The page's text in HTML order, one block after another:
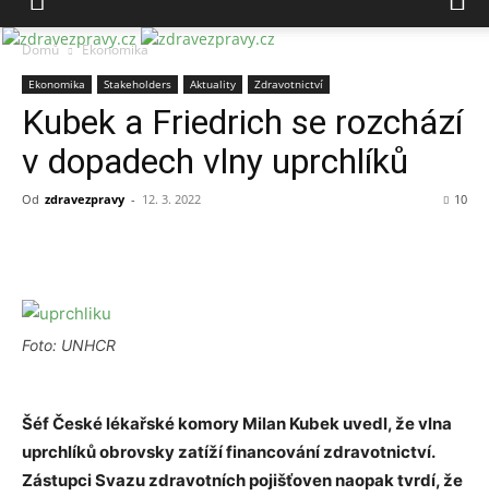
Domů Ekonomika
Ekonomika Stakeholders Aktuality Zdravotnictví
Kubek a Friedrich se rozchází
v dopadech vlny uprchlíků
Od zdravezpravy - 12. 3. 2022 10
Foto: UNHCR
Šéf České lékařské komory Milan Kubek uvedl, že vlna
uprchlíků obrovsky zatíží financování zdravotnictví.
Zástupci Svazu zdravotních pojišťoven naopak tvrdí, že